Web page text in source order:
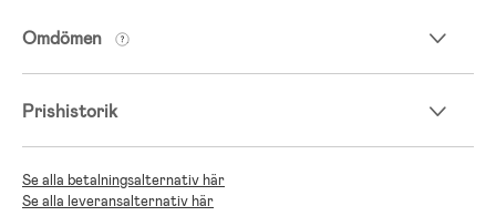
Omdömen
Prishistorik
Se alla betalningsalternativ här
Se alla leveransalternativ här